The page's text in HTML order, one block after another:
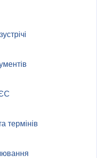
термінів